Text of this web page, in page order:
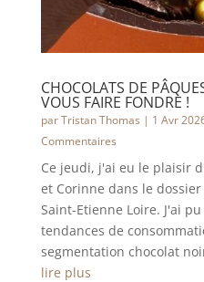
CHOCOLATS DE
VOUS FAIRE FONDRE !
parTristan Thomas | 1 Avr
Commentaires
Ce jeudi, j'ai eu le plaisir
et Corinne dans le
Saint-Etienne Loire. J'ai
tendances de
segmentation chocolat
lire plus